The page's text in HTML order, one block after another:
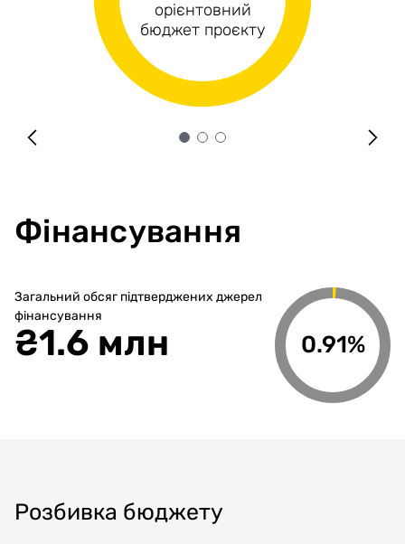
орієнтовний
бюджет проєкту
Капітальні витрати
витрати
Фінансування
Загальний обсяг підтверджених джерел
фінансування
₴1.6 млн 0.91%
Розбивка бюджету